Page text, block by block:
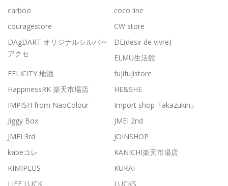
carboo
coco iine
couragestore
CW store
DAgDART オリジナルシルバー
アクセ
DE(desir de vivre)
ELMU生活館
FELICITY 地酒
fujifujistore
HappinessRK 楽天市場店
HE&SHE
IMPISH from NaoColour
Import shop『akazukin』
Jiggy Box
JMEI 2nd
JMEI 3rd
JOINSHOP
kabeコレ
KANICHI楽天市場店
KIMIPLUS
KUKAI
LIFE LUCK
LUCKS